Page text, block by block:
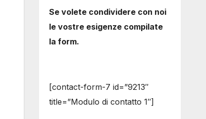
Se volete condividere con noi
le vostre esigenze compilate
la form.
[contact-form-7 id=”9213″
title=”Modulo di contatto 1″]